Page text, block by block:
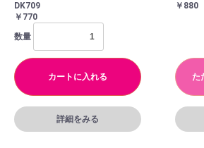
DK709
￥770
数量
カートに入れる
詳細をみる
￥880
た